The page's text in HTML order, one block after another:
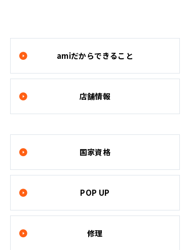
amiだからできること
店舗情報
国家資格
POP UP
修理